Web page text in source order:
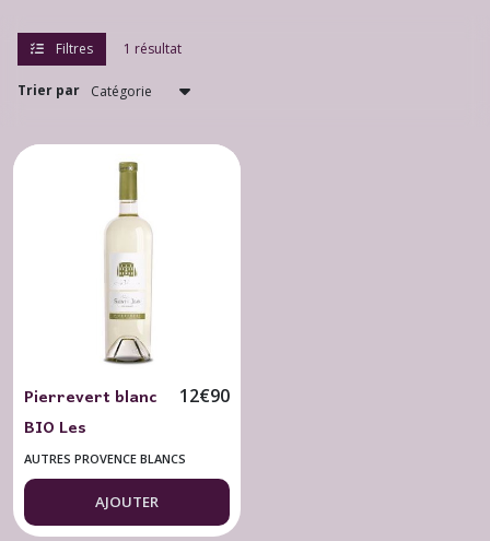
Filtres 1 résultat
Trier par
Pierrevert blanc
BIO Les
Vannades Cht
Saint Jean Lez
Durance 2024
12€90
AUTRES PROVENCE BLANCS
AJOUTER
Provence
Blanc
Côtes
Coteaux
d'Aix-
(4)